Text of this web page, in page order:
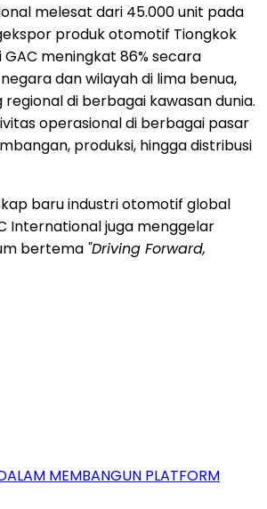
melesat dari 45.000 unit pada
produk otomotif Tiongkok
meningkat 86% secara
dan wilayah di lima benua,
di berbagai kawasan dunia.
operasional di berbagai pasar
produksi, hingga distribusi
baru industri otomotif global
International juga menggelar
bertema "Driving Forward,
MEMBANGUN PLATFORM